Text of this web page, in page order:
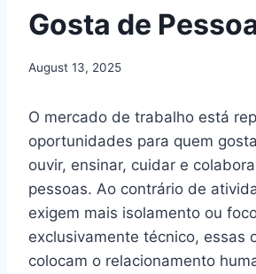
Gosta de
August 13, 2025
O mercado de trabalho está
oportunidades para quem
ouvir, ensinar, cuidar e
pessoas. Ao contrário de
exigem mais isolamento ou
exclusivamente técnico, essas
colocam o relacionamento